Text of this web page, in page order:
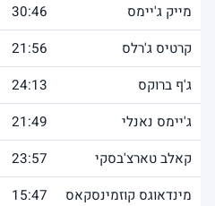
מייק ג'יימס
30:46
קרטיס ג'רלס
21:56
ג'ף ברוקס
24:13
ג'יימס נאנלי
21:49
קאלב טארצ'בסקי
23:57
מינדאוגס קוזמינסקאס
15:47